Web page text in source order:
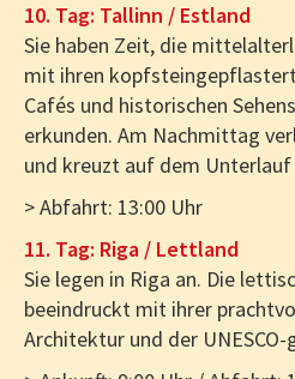
10. Tag: Tallinn / Estland
Sie haben Zeit, die
mit ihren
Cafés und historischen
erkunden. Am Nachmittag
und kreuzt auf dem Unterlauf
> Abfahrt: 13:00 Uhr
11. Tag: Riga / Lettland
Sie legen in Riga an. Die
beeindruckt mit ihrer
Architektur und der